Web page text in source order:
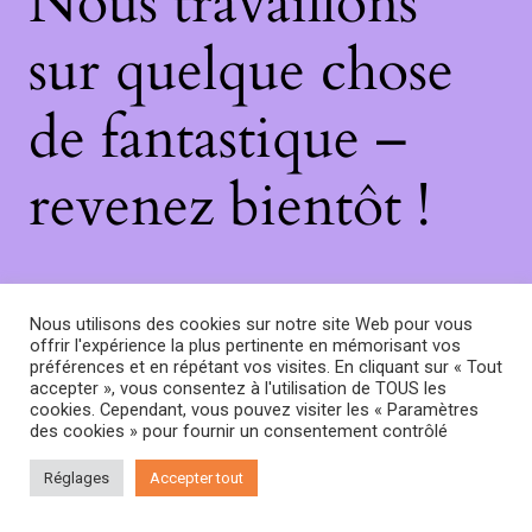
sur quelque chose
de fantastique –
revenez bientôt !
Nous utilisons des cookies sur notre site Web pour vous
offrir l'expérience la plus pertinente en mémorisant vos
préférences et en répétant vos visites. En cliquant sur « Tout
accepter », vous consentez à l'utilisation de TOUS les
cookies. Cependant, vous pouvez visiter les « Paramètres
des cookies » pour fournir un consentement contrôlé
Réglages Accepter tout